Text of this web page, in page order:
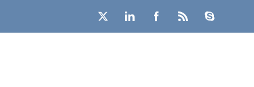
X LinkedInFacebook
Rss Skype